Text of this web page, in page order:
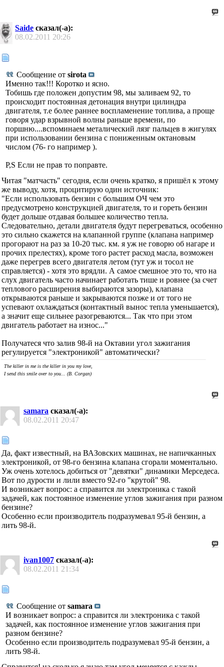
Saide сказал(-а):
08.02.2011 20:26
Сообщение от sirota
Именно так!!! Коротко и ясно.
Тобишь где положен допустим 98, мы заливаем 92, то
происходит постоянная детонация внутри цилиндра
двигателя, т.е более раннее воспламенение топлива, а проще
говоря удар взрывной волны раньше времени, по
поршню....вспоминаем металический лязг пальцев в жигулях
при использовании бензина с пониженным октановым
числом (76- го например ).
P,S Если не прав то поправте.
Читая "матчасть" сегодня, если очень кратко, я пришёл к этому
же выводу, хотя, процитирую один источник:
"Если использовать бензин с большим ОЧ чем это
предусмотрено конструкцией двигателя, то и гореть бензин
будет дольше отдавая большее количество тепла.
Следовательно, детали двигателя будут перегреваться, особенно
это сильно скажется на клапанной группе (клапана например
прогорают на раз за 10-20 тыс. км. я уж не говорю об нагаре и
прочих прелестях), кроме того растет расход масла, возможен
даже перегрев всего двигателя летом (тут уж и тосол не
справляется) - хотя это врядли. А самое смешное это то, что на
слух двигатель часто начинает работать тише и ровнее (за счет
теплового расширения выбираются зазоры), клапана
открываются раньше и закрываются позже и от того не
успевают охлаждаться (контактный вынос тепла уменьшается),
а значит еще сильнее разогреваются... Так что при этом
двигатель работает на износ..."
Получатеся что залив 98-й на Октавии угол зажигания
регулируется "электроникой" автоматически?
The killer in me is the killer in you my love,
I send this smile over to you... (B. Corgan)
samara сказал(-а):
08.02.2011 20:47
Да, факт известный, на ВАЗовских машинах, не напичканных
электроникой, от 98-го бензина клапана сгорали моментально.
Уж очень хотелось добиться от "девятки" динамики Мерседеса.
Вот по дурости и лили вместо 92-го "крутой" 98.
И возникает вопрос: а справится ли электроника с такой
задачей, как постоянное изменение углов зажигания при разном
бензине?
Особенно если производитель подразумевал 95-й бензин, а
лить 98-й.
ivan1007 сказал(-а):
08.02.2011 21:34
Сообщение от samara
И возникает вопрос: а справится ли электроника с такой
задачей, как постоянное изменение углов зажигания при
разном бензине?
Особенно если производитель подразумевал 95-й бензин, а
лить 98-й.